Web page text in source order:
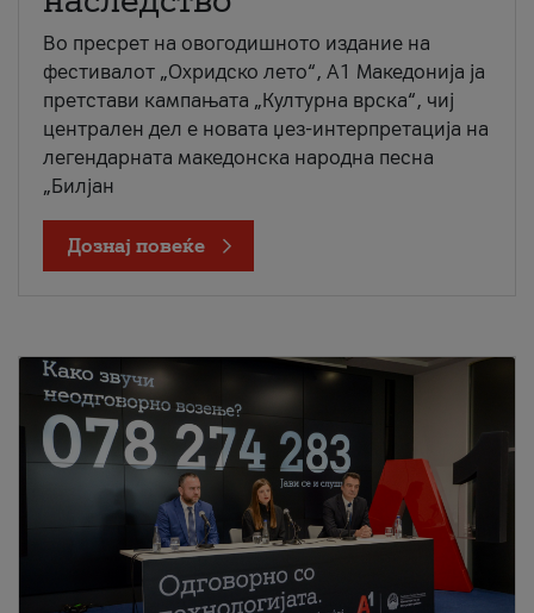
Во пресрет на овогодишното издание на
фестивалот „Охридско лето“, А1 Македонија ја
претстави кампањата „Културна врска“, чиј
централен дел е новата џез-интерпретација на
легендарната македонска народна песна
„Билјан
Дознај повеќе